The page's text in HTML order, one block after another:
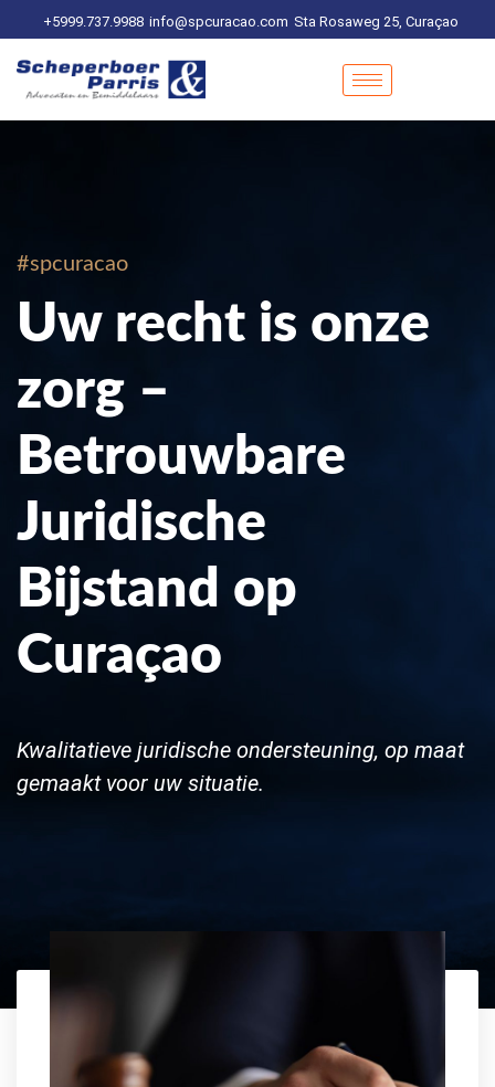
+5999.737.9988 info@spcuracao.com Sta Rosaweg 25, Curaçao
#spcuracao
Uw recht is onze
zorg –
Betrouwbare
Juridische
Bijstand op
Curaçao
Kwalitatieve juridische ondersteuning, op maat
gemaakt voor uw situatie.